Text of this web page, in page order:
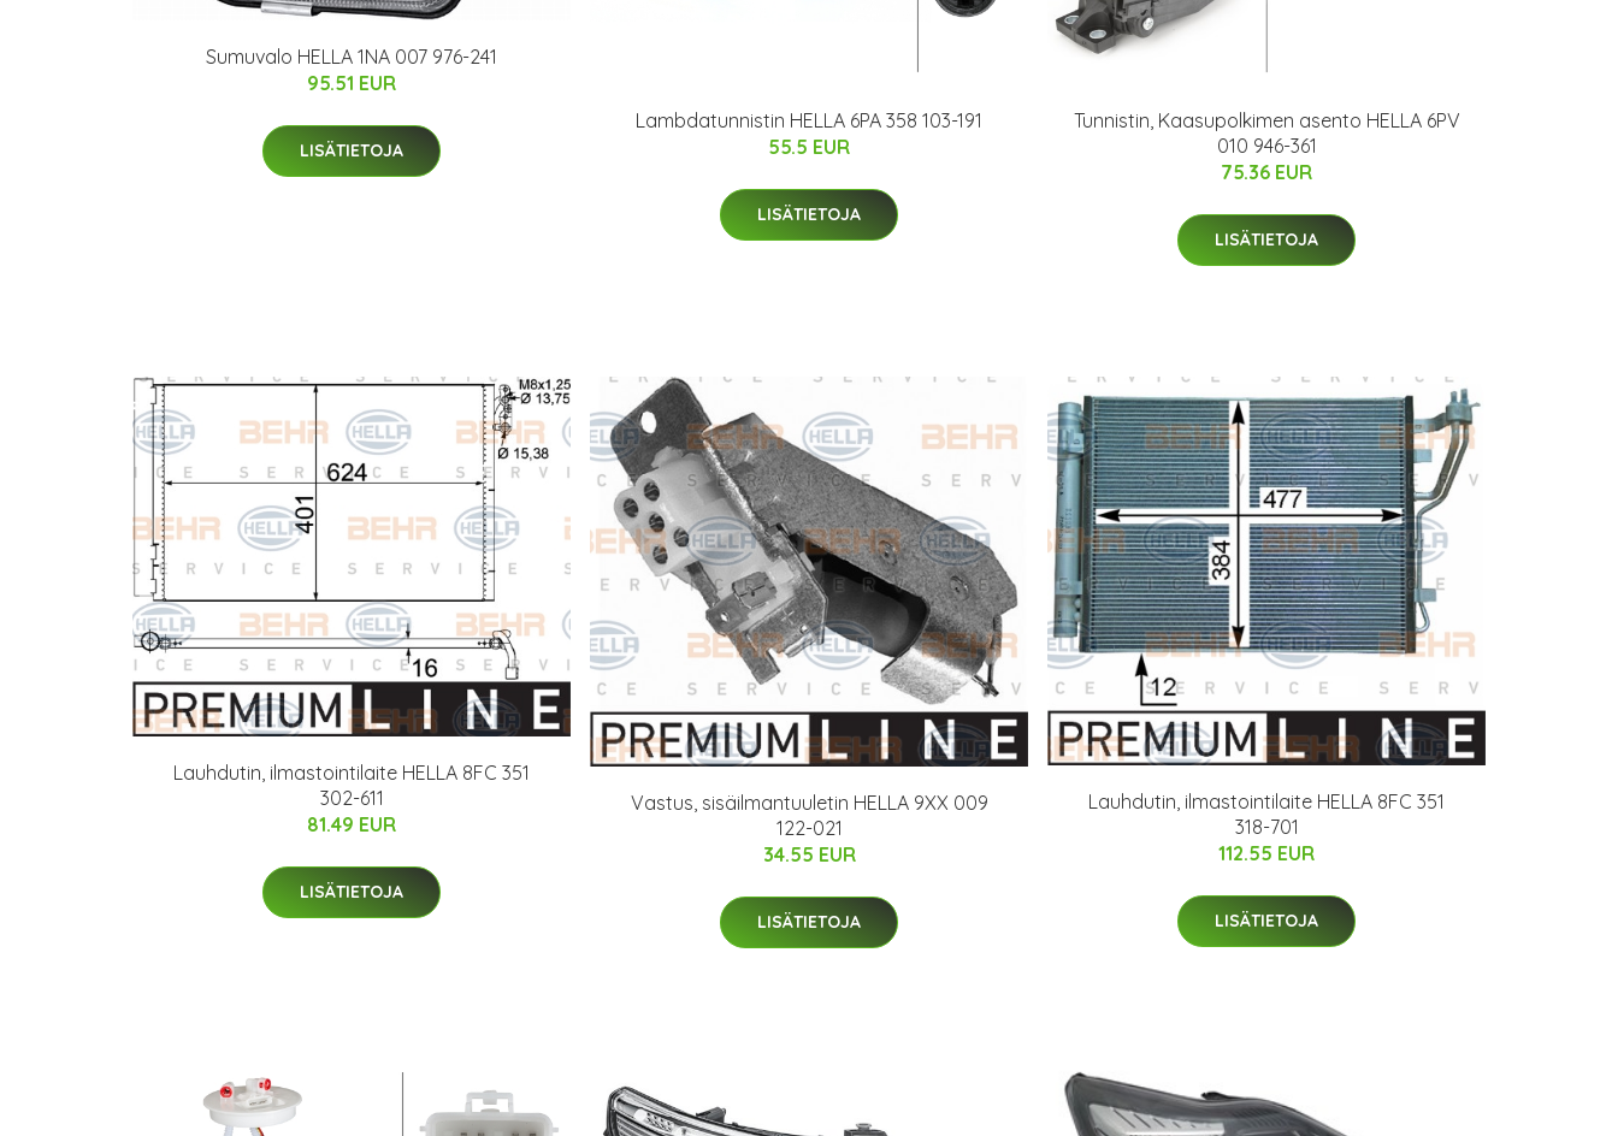
Sumuvalo HELLA 1NA 007 976-241
95.51 EUR
LISÄTIETOJA
Lambdatunnistin HELLA 6PA 358 103-191
55.5 EUR
LISÄTIETOJA
Tunnistin, Kaasupolkimen asento HELLA 6PV
010 946-361
75.36 EUR
LISÄTIETOJA
Lauhdutin, ilmastointilaite HELLA 8FC 351
302-611
81.49 EUR
LISÄTIETOJA
Vastus, sisäilmantuuletin HELLA 9XX 009
122-021
34.55 EUR
LISÄTIETOJA
Lauhdutin, ilmastointilaite HELLA 8FC 351
318-701
112.55 EUR
LISÄTIETOJA